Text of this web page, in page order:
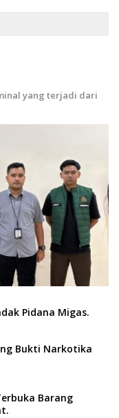
yang terjadi dari
Pidana Migas.
Bukti Narkotika
Barang